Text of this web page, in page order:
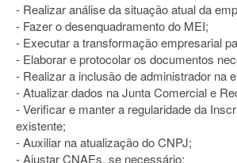
- Realizar análise da situação atual da
- Fazer o desenquadramento do MEI;
- Executar a transformação empresarial
- Elaborar e protocolar os documentos
- Realizar a inclusão de administrador na
- Atualizar dados na Junta Comercial e
- Verificar e manter a regularidade da
existente;
- Auxiliar na atualização do CNPJ;
- Ajustar CNAEs, se necessário;